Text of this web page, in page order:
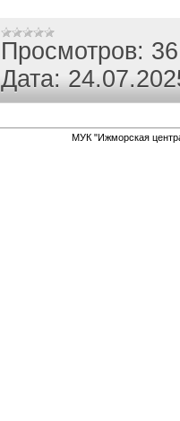
Просмотров: 36
Дата:
МУК "Ижморская